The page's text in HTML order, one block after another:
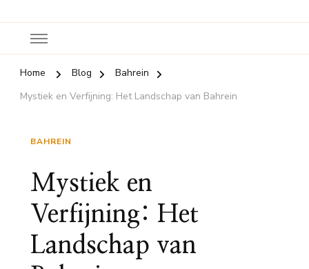
Home Blog
Bahrein
Mystiek en Verfijning: Het Landschap van Bahrein
BAHREIN
Mystiek en
Verfijning: Het
Landschap van